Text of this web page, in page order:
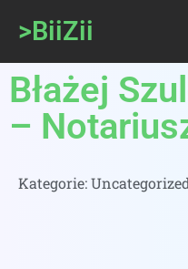
>BiiZii
Błażej
–
Kategorie:Uncategorized